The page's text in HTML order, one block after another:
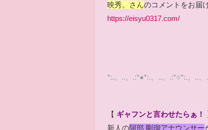
映秀。さんのコメントをお届
https://eisyu0317.com/
*:.。..。.:*●*:.。..。.:*○*:.。..
【 ギャフンと言わせたらぁ！
新人の阿部 剛瑠アナウンサー